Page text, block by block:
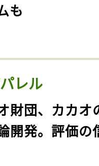
も
レル
財団、カカオ
開発。評価の